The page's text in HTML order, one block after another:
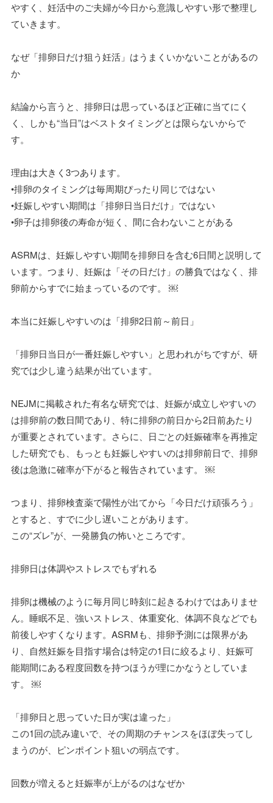
やすく、妊活中のご夫婦が今日から意識しやすい形で整理し
ていきます。
なぜ「排卵日だけ狙う妊活」はうまくいかないことがあるの
か
結論から言うと、排卵日は思っているほど正確に当てにく
く、しかも“当日”はベストタイミングとは限らないからで
す。
理由は大きく3つあります。
•排卵のタイミングは毎周期ぴったり同じではない
•妊娠しやすい期間は「排卵日当日だけ」ではない
•卵子は排卵後の寿命が短く、間に合わないことがある
ASRMは、妊娠しやすい期間を排卵日を含む6日間と説明して
います。つまり、妊娠は「その日だけ」の勝負ではなく、排
卵前からすでに始まっているのです。 ￼
本当に妊娠しやすいのは「排卵2日前～前日」
「排卵日当日が一番妊娠しやすい」と思われがちですが、研
究では少し違う結果が出ています。
NEJMに掲載された有名な研究では、妊娠が成立しやすいの
は排卵前の数日間であり、特に排卵の前日から2日前あたり
が重要とされています。さらに、日ごとの妊娠確率を再推定
した研究でも、もっとも妊娠しやすいのは排卵前日で、排卵
後は急激に確率が下がると報告されています。 ￼
つまり、排卵検査薬で陽性が出てから「今日だけ頑張ろう」
とすると、すでに少し遅いことがあります。
この“ズレ”が、一発勝負の怖いところです。
排卵日は体調やストレスでもずれる
排卵は機械のように毎月同じ時刻に起きるわけではありませ
ん。睡眠不足、強いストレス、体重変化、体調不良などでも
前後しやすくなります。ASRMも、排卵予測には限界があ
り、自然妊娠を目指す場合は特定の1日に絞るより、妊娠可
能期間にある程度回数を持つほうが理にかなうとしていま
す。 ￼
「排卵日と思っていた日が実は違った」
この1回の読み違いで、その周期のチャンスをほぼ失ってし
まうのが、ピンポイント狙いの弱点です。
回数が増えると妊娠率が上がるのはなぜか